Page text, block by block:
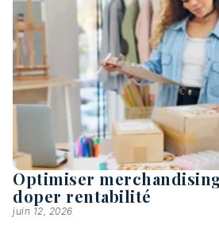
Optimiser
doper rentabilité
juin 12, 2026